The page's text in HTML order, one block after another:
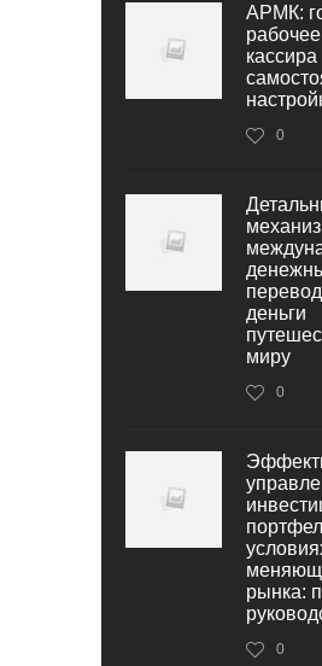
АРМК:
кассира
0
деньги
миру
0
рынка:
0